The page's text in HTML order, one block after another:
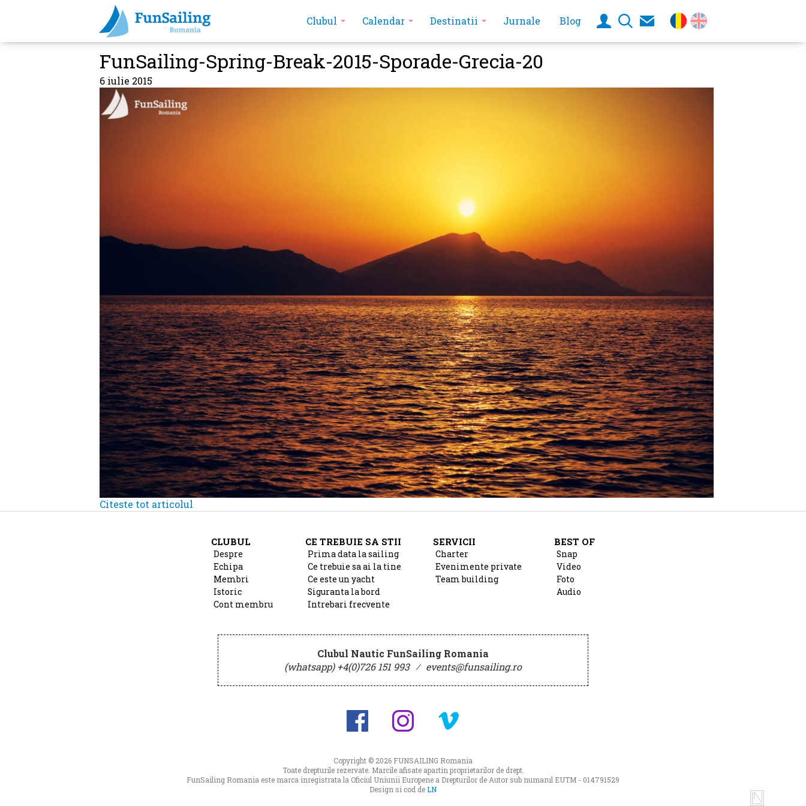
Clubul Calendar Destinatii Jurnale Blog
FunSailing-Spring-Break-2015-Sporade-Grecia-20
6 iulie 2015
Citeste tot articolul
CLUBUL
Despre
Echipa
Membri
Istoric
Cont membru
CE TREBUIE SA STII
Prima data la sailing
Ce trebuie sa ai la tine
Ce este un yacht
Siguranta la bord
Intrebari frecvente
SERVICII
Charter
Evenimente private
Team building
BEST OF
Snap
Video
Foto
Audio
Clubul Nautic FunSailing Romania
(whatsapp) +4(0)726 151 993 ⁄ events@funsailing.ro
Copyright © 2026 FUNSAILING Romania
Toate drepturile rezervate. Marcile afisate apartin proprietarilor de drept.
FunSailing Romania este marca inregistrata la Oficiul Uniunii Europene a Drepturilor de Autor sub numarul EUTM - 014791529
Design si cod deLN